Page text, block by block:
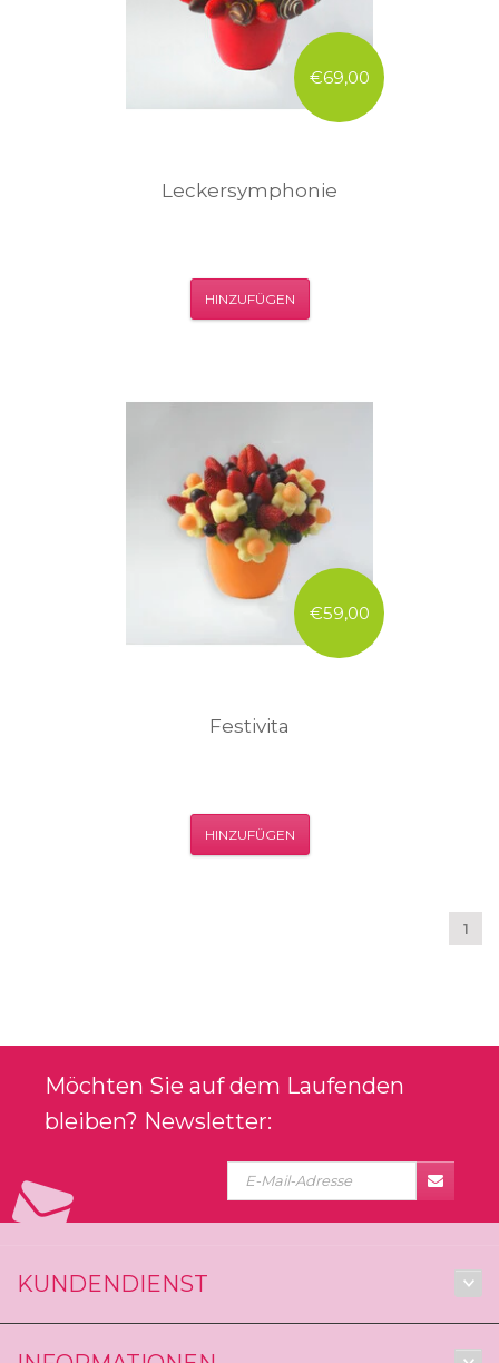
€69,00
Leckersymphonie
HINZUFÜGEN
€59,00
Festivita
HINZUFÜGEN
1
Möchten Sie auf dem Laufenden
bleiben? Newsletter:
KUNDENDIENST